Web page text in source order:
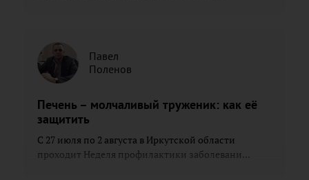
Павел
Поленов
Печень – молчаливый труженик: как её
защитить
С 27 июля по 2 августа в Иркутской области
проходит Неделя профилактики заболевани...